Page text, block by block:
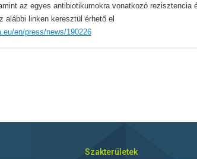
az egyes antibiotikumokra vonatkozó rezisztencia
alábbi linken keresztül érhető el
en/press/news/190226
Szakterületek